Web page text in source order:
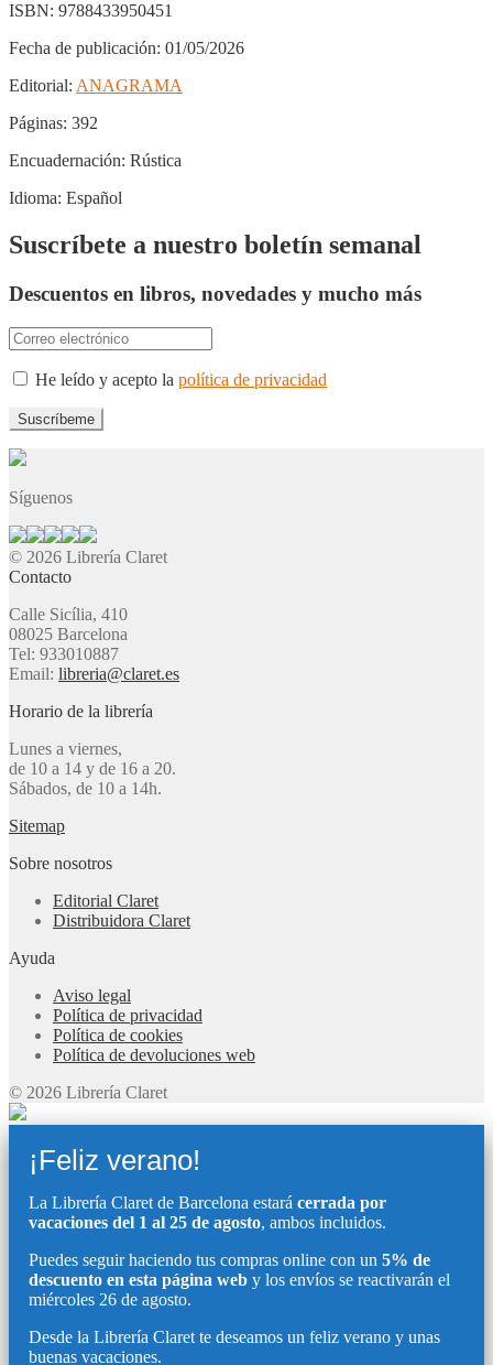
ISBN: 9788433950451
Fecha de publicación: 01/05/2026
Editorial: ANAGRAMA
Páginas: 392
Encuadernación: Rústica
Idioma: Español
Suscríbete a nuestro boletín semanal
Descuentos en libros, novedades y mucho más
He leído y acepto la política de privacidad
Síguenos
© 2026 Librería Claret
Contacto
Calle Sicília, 410
08025 Barcelona
Tel: 933010887
Email: libreria@claret.es
Horario de la librería
Lunes a viernes,
de 10 a 14 y de 16 a 20.
Sábados, de 10 a 14h.
Sitemap
Sobre nosotros
Editorial Claret
Distribuidora Claret
Ayuda
Aviso legal
Política de privacidad
Política de cookies
Política de devoluciones web
© 2026 Librería Claret
¡Feliz verano!
La Librería Claret de Barcelona estará cerrada por
vacaciones del 1 al 25 de agosto, ambos incluidos.
Puedes seguir haciendo tus compras online con un 5% de
descuento en esta página web y los envíos se reactivarán el
miércoles 26 de agosto.
Desde la Librería Claret te deseamos un feliz verano y unas
buenas vacaciones.